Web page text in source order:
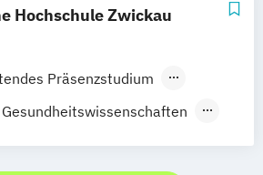
und Fitnesssport
mit Schwerpunkt Prävention
Hochschule Zwickau
Präsenzstudium